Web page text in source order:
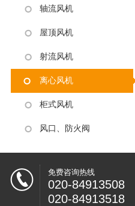
轴流风机
屋顶风机
射流风机
离心风机
柜式风机
风口、防火阀
免费咨询热线
020-84913508
020-84913518